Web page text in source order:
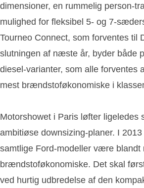
dimensioner, en rummelig person-
mulighed for fleksibel 5- og 7-
Tourneo Connect, som forventes til
slutningen af næste år, byder både
diesel-varianter, som alle forventes
mest brændstoføkonomiske i
Motorshowet i Paris løfter ligeledes
ambitiøse downsizing-planer. I
samtlige Ford-modeller være blandt
brændstoføkonomiske. Det skal
ved hurtig udbredelse af den